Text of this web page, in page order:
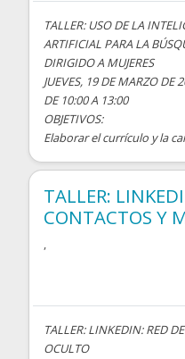
TALLER: USO DE LA
ARTIFICIAL PARA LA
DIRIGIDO A MUJERES
JUEVES, 19 DE MARZO DE
DE 10:00 A 13:00
OBJETIVOS:
Elaborar el currículo y la
TALLER:
CONTACTOS Y
,
TALLER: LINKEDIN: RED
OCULTO